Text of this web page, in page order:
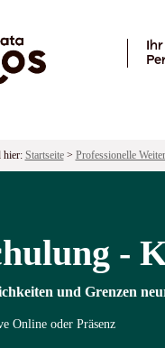
hier: Startseite> Professionelle
-
und Grenzen
Online oder Präsenz